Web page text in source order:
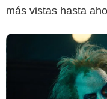
más vistas hasta